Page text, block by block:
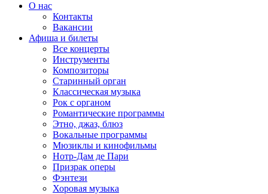
О нас
Контакты
Вакансии
Афиша и билеты
Все концерты
Инструменты
Композиторы
Старинный орган
Классическая музыка
Рок с органом
Романтические программы
Этно, джаз, блюз
Вокальные программы
Мюзиклы и кинофильмы
Нотр-Дам де Пари
Призрак оперы
Фэнтези
Хоровая музыка